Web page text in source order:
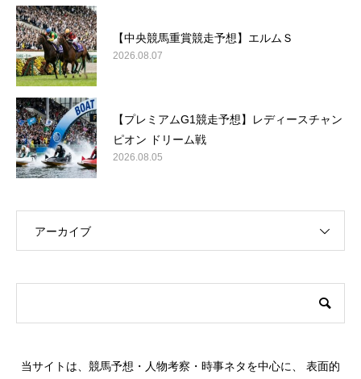
【中央競馬重賞競走予想】エルムＳ
2026.08.07
【プレミアムG1競走予想】レディースチャン
ピオン ドリーム戦
2026.08.05
アーカイブ
当サイトは、競馬予想・人物考察・時事ネタを中心に、 表面的